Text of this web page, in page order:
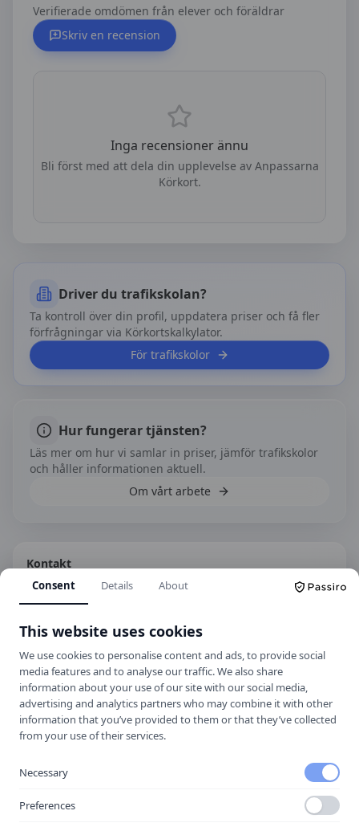
Verifierade omdömen från elever och föräldrar
Skriv en recension
Inga recensioner ännu
Bli först med att dela din upplevelse av Anpassarna
Körkort.
Driver du trafikskolan?
Ta kontroll över din profil, uppdatera priser och få fler
förfrågningar via Körkortskalkylator.
För trafikskolor
Hur fungerar tjänsten?
Läs mer om hur vi samlar in priser, jämför trafikskolor
och håller informationen aktuell.
Om vårt arbete
Kontakt
Brunnsjögatan 4, 776 35 Hedemora
Hemsida
Spara som kontakt
Spara i telefonboken
Consent Details About
This website uses cookies
We use cookies to personalise content and ads, to provide social
media features and to analyse our traffic. We also share
information about your use of our site with our social media,
advertising and analytics partners who may combine it with other
information that you’ve provided to them or that they’ve collected
from your use of their services.
Necessary
Preferences